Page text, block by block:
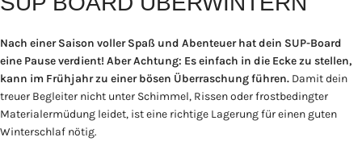
Nach einer Saison voller Spaß und Abenteuer hat dein SUP-Board
eine Pause verdient! Aber Achtung: Es einfach in die Ecke zu stellen,
kann im Frühjahr zu einer bösen Überraschung führen. Damit dein
treuer Begleiter nicht unter Schimmel, Rissen oder frostbedingter
Materialermüdung leidet, ist eine richtige Lagerung für einen guten
Winterschlaf nötig.